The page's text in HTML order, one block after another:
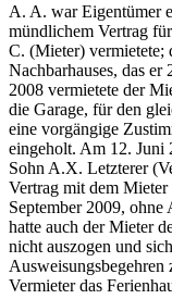
A. A. war Eigentümer
mündlichem Vertrag
C. (Mieter) vermietete;
Nachbarhauses, das
2008 vermietete der
die Garage, für den
eine vorgängige
eingeholt. Am 12. Juni
Sohn A.X. Letzterer
Vertrag mit dem
September 2009,
hatte auch der Mieter
nicht auszogen und
Ausweisungsbegehren
Vermieter das